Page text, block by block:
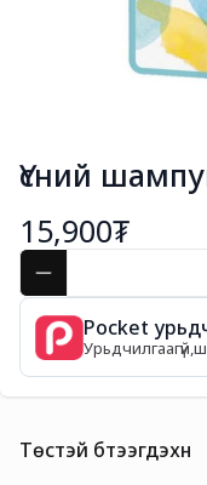
Үсний
15,900₮
Pocket
Төстэй бүтээгдэхүүн